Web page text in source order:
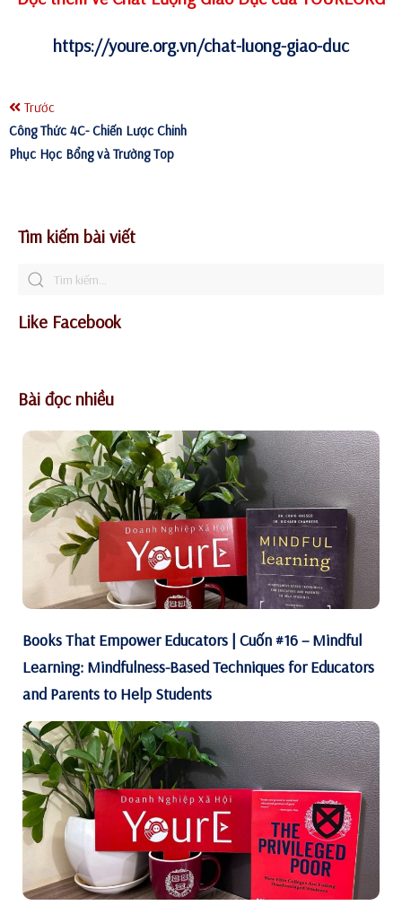
https://youre.org.vn/chat-luong-giao-duc
Trước
Công Thức 4C- Chiến Lược Chinh
Phục Học Bổng và Trường Top
Tìm kiếm bài viết
Like Facebook
Bài đọc nhiều
Books That Empower Educators | Cuốn #16 – Mindful
Learning: Mindfulness-Based Techniques for Educators
and Parents to Help Students